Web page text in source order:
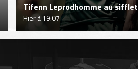
Tifenn Leprodhomme au sifflet
Hier à 19:07